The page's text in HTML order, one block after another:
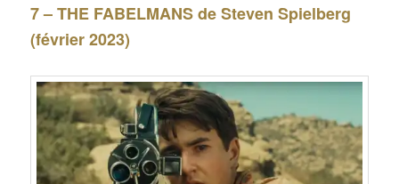
7 – THE FABELMANS de Steven Spielberg
(février 2023)